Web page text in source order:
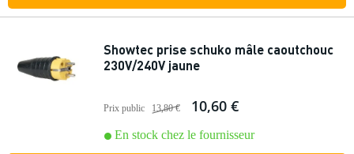
Showtec prise schuko mâle caoutchouc
230V/240V jaune
Prix public 13,80 € 10,60 €
En stock chez le fournisseur